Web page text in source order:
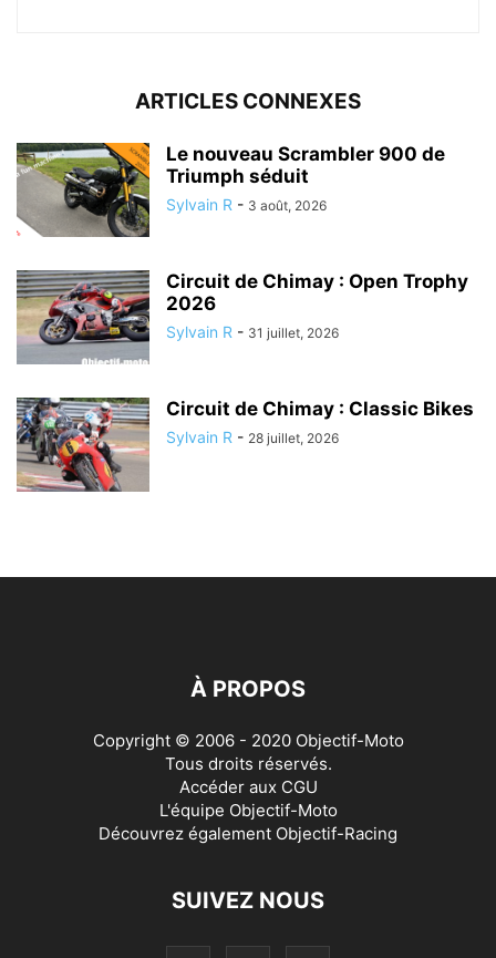
ARTICLES CONNEXES
Le nouveau Scrambler 900 de
Triumph séduit
Sylvain R - 3 août, 2026
Circuit de Chimay : Open Trophy
2026
Sylvain R - 31 juillet, 2026
Circuit de Chimay : Classic Bikes
Sylvain R - 28 juillet, 2026
À PROPOS
Copyright © 2006 - 2020 Objectif-Moto
Tous droits réservés.
Accéder aux CGU
L'équipe Objectif-Moto
Découvrez également Objectif-Racing
SUIVEZ NOUS